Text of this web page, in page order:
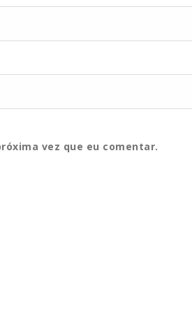
vez que eu comentar.